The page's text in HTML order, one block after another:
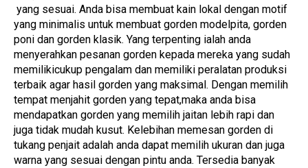
yang sesuai. Anda bisa membuat kain lokal dengan motif
yang minimalis untuk membuat gorden modelpita, gorden
poni dan gorden klasik. Yang terpenting ialah anda
menyerahkan pesanan gorden kepada mereka yang sudah
memilikicukup pengalam dan memiliki peralatan produksi
terbaik agar hasil gorden yang maksimal. Dengan memilih
tempat menjahit gorden yang tepat,maka anda bisa
mendapatkan gorden yang memilih jaitan lebih rapi dan
juga tidak mudah kusut. Kelebihan memesan gorden di
tukang penjait adalah anda dapat memilih ukuran dan juga
warna yang sesuai dengan pintu anda. Tersedia banyak